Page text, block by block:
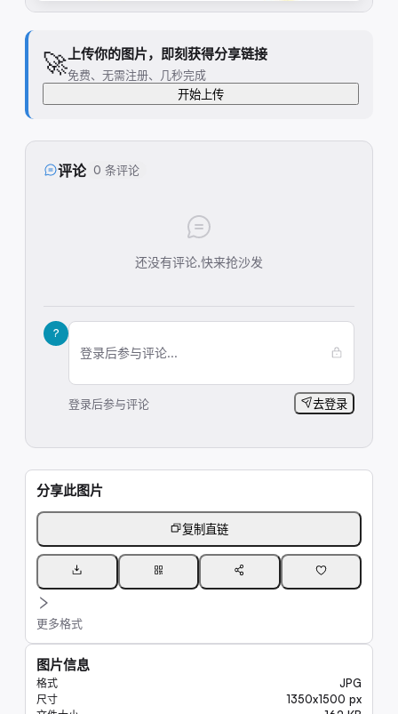
🚀 上传你的图片，即刻获得分享链接
免费、无需注册、几秒完成
开始上传
评论 0 条评论
还没有评论,快来抢沙发
?
登录后参与评论...
登录后参与评论 去登录
分享此图片
复制直链
更多格式
图片信息
格式 JPG
尺寸 1350x1500 px